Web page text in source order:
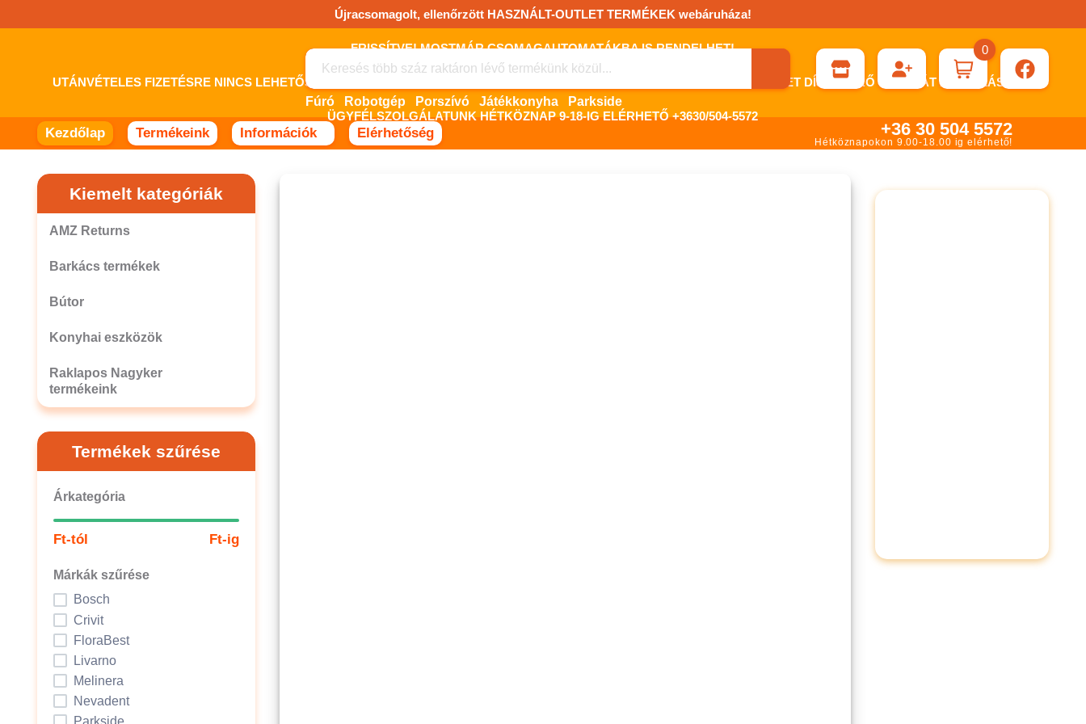
a
Újracsomagolt, ellenőrzött HASZNÁLT-OUTLET TERMÉKEK webáruháza!
FRISSÍTVE! MOSTMÁR CSOMAGAUTOMATÁKBA IS RENDELHET!
UTÁNVÉTELES FIZETÉSRE NINCS LEHETŐSÉG! FIZETNI ONLINE BANKKÁRTYÁVAL LEHETSÉGES, SZÜKSÉG ESETÉN KÉRHET DÍJBEKÉRŐ SZÁMLÁT ÁTUTALÁSHOZ.
ÜGYFÉLSZOLGÁLATUNK HÉTKÖZNAP 9-18-IG ELÉRHETŐ +3630/504-5572
Fúró Robotgép Porszívó Játékkonyha Parkside
0
Kezdőlap Termékeink Információk Elérhetőség +36 30 504 5572
Hétköznapokon 9.00-18.00 ig elérhető!
Kiemelt kategóriák
AMZ Returns
Barkács termékek
Bútor
Konyhai eszközök
Raklapos Nagyker
termékeink
Termékek szűrése
Árkategória
Ft-tól Ft-ig
Márkák szűrése
Bosch
Crivit
FloraBest
Livarno
Melinera
Nevadent